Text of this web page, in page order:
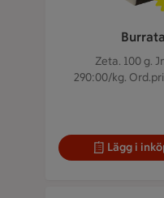
Burrata
Zeta. 100 g.
290:00/kg.
Lägg i